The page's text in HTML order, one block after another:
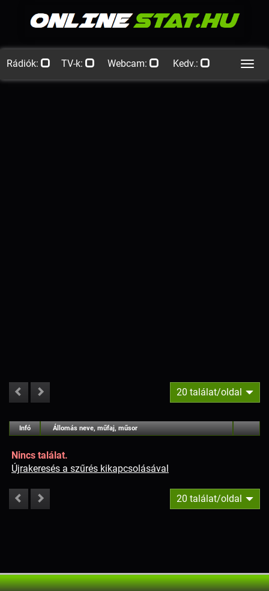
Rádiók: TV-k: Webcam: Kedv.:
20 találat/oldal
Infó Lejátszás
Állomás neve, műfaj, műsor
Nincs találat.
Újrakeresés a szűrés kikapcsolásával
20 találat/oldal